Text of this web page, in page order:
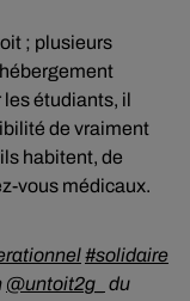
; plusieurs
étudiants, il
de vraiment
habitent, de
vous médicaux.
#solidaire
@untoit2g_
du